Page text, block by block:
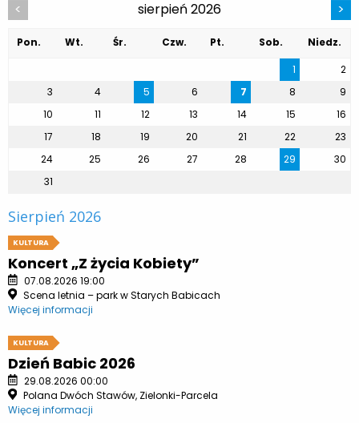
< sierpień 2026 >
Pon. Wt. Śr. Czw. Pt. Sob.
Niedz.
1
2
3
4 5 6 7 8
9
10
11 12 13 14 15
16
17
18 19 20 21 22
23
24
25 26 27 28 29
30
31
Sierpień 2026
KULTURA
Koncert „Z życia Kobiety”
07.08.2026 19:00
Scena letnia – park w Starych Babicach
Więcej informacji
KULTURA
Dzień Babic 2026
29.08.2026 00:00
Polana Dwóch Stawów, Zielonki-Parcela
Więcej informacji